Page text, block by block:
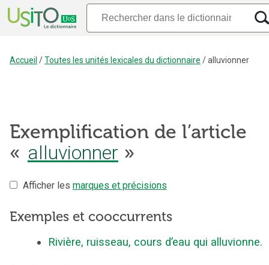
Accueil /Toutes les unités lexicales du dictionnaire /alluvionner
Exemplification de l’article
« alluvionner »
Afficher les marques et précisions
Exemples et cooccurrents
Rivière, ruisseau, cours d’eau qui alluvionne.